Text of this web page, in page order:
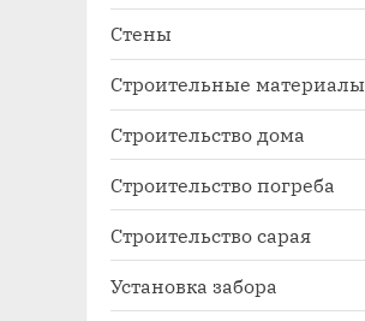
Стены
Строительные материалы
Строительство дома
Строительство погреба
Строительство сарая
Установка забора